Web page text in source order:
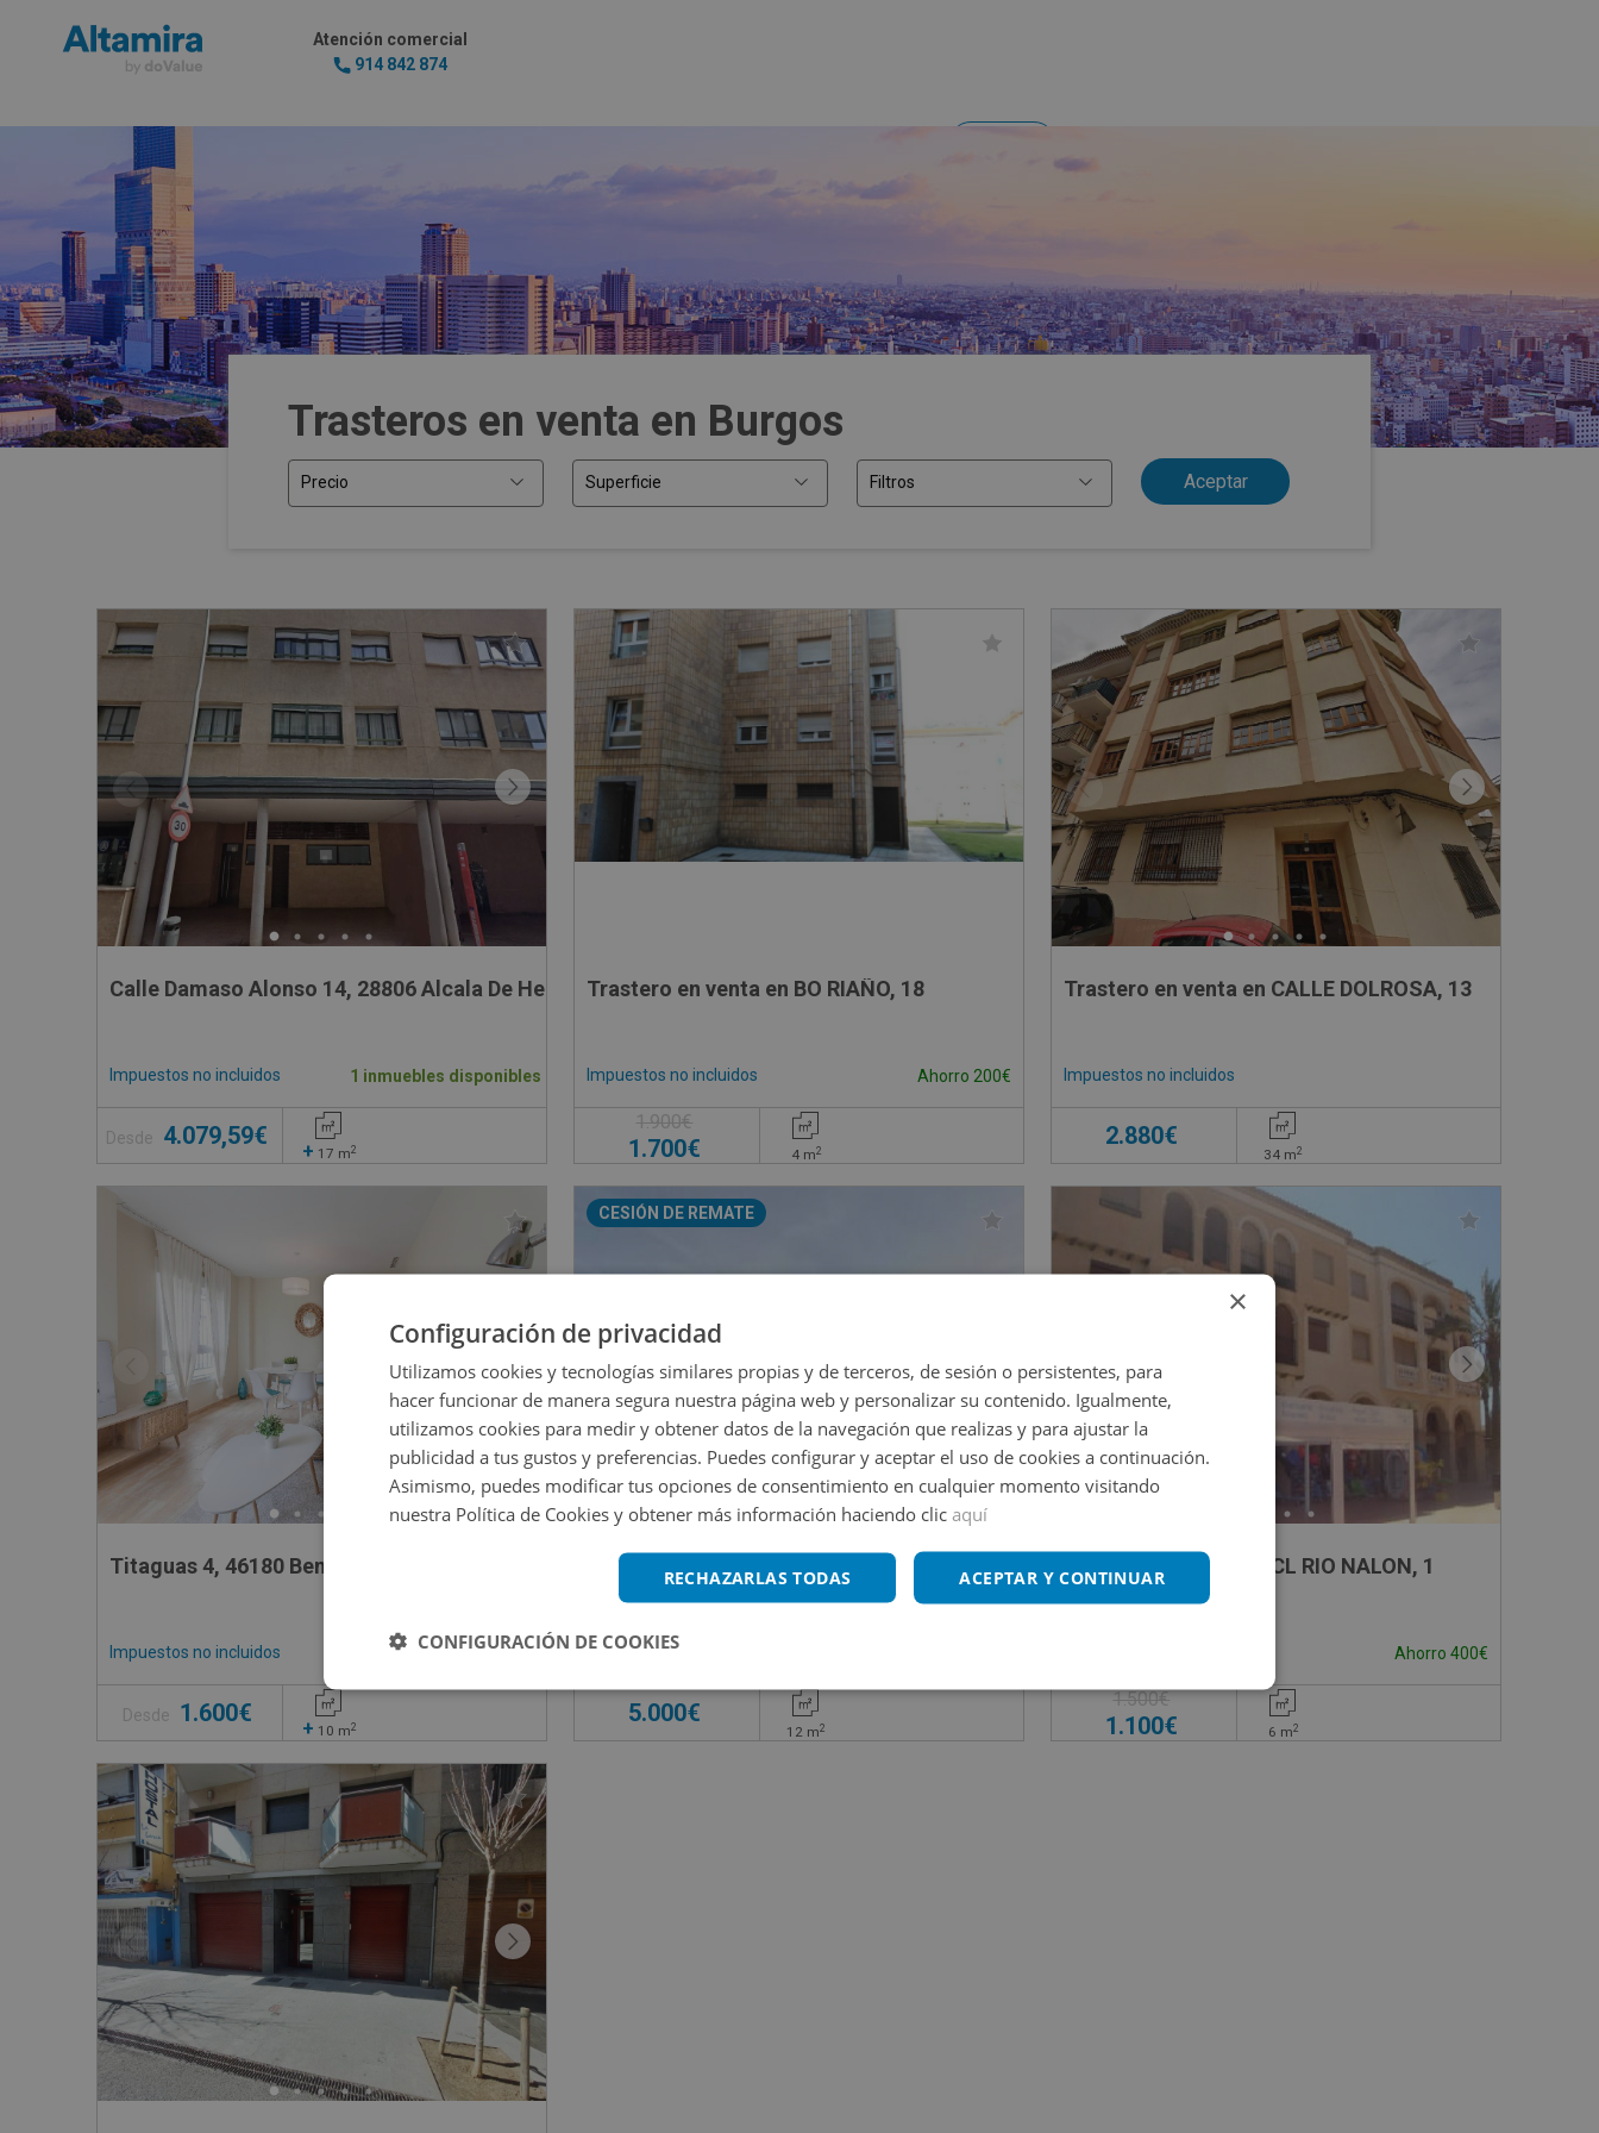
Atención comercial
914 842 874
Trasteros en venta en Burgos
Precio Superficie Filtros
Calle Damaso Alonso 14, 28806 Alcala De Henares - Madrid
Impuestos no incluidos 1 inmuebles disponibles
Desde 4.079,59€
+ 17 m2
Trastero en venta en BO RIAÑO, 18
Impuestos no incluidos Ahorro 200€
1.900€
1.700€ 4 m2
Trastero en venta en CALLE DOLROSA, 13
Impuestos no incluidos
2.880€
34 m2
Titaguas 4, 46180 Benaguasil - Valencia
Impuestos no incluidos 1 inmuebles disponibles
Desde 1.600€
+ 10 m2
CESIÓN DE REMATE
Trastero en venta en JAUME I, 10
Impuestos no incluidos
5.000€
12 m2
Trastero en venta en CL RIO NALON, 1
Ahorro 400€
1.500€
1.100€ 6 m2
×
Configuración de privacidad
Utilizamos cookies y tecnologías similares propias y de terceros, de sesión o persistentes, para
hacer funcionar de manera segura nuestra página web y personalizar su contenido. Igualmente,
utilizamos cookies para medir y obtener datos de la navegación que realizas y para ajustar la
publicidad a tus gustos y preferencias. Puedes configurar y aceptar el uso de cookies a continuación.
Asimismo, puedes modificar tus opciones de consentimiento en cualquier momento visitando
nuestra Política de Cookies y obtener más información haciendo clic aquí
ACEPTAR Y CONTINUAR
RECHAZARLAS TODAS
CONFIGURACIÓN DE COOKIES